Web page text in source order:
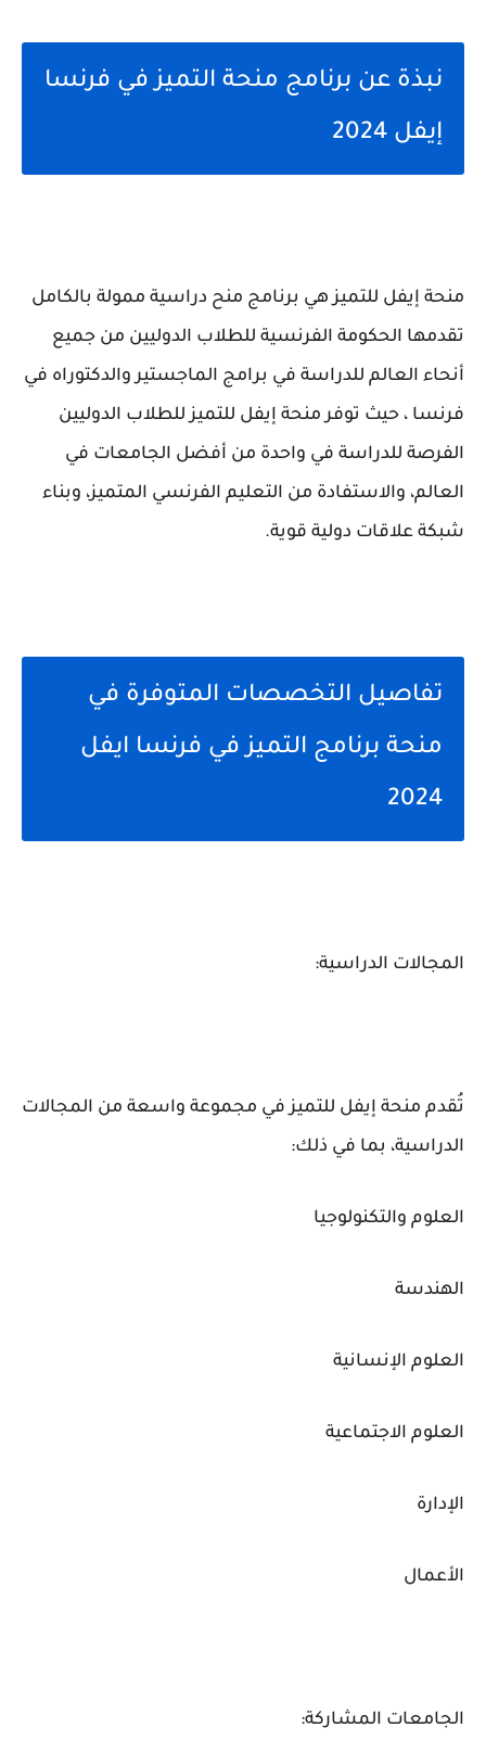
نبذة عن برنامج منحة التميز في فرنسا
إيفل 2024
منحة إيفل للتميز هي برنامج منح دراسية ممولة بالكامل
تقدمها الحكومة الفرنسية للطلاب الدوليين من جميع
أنحاء العالم للدراسة في برامج الماجستير والدكتوراه في
فرنسا ، حيث توفر منحة إيفل للتميز للطلاب الدوليين
الفرصة للدراسة في واحدة من أفضل الجامعات في
العالم، والاستفادة من التعليم الفرنسي المتميز، وبناء
شبكة علاقات دولية قوية.
تفاصيل التخصصات المتوفرة في
منحة برنامج التميز في فرنسا ايفل
2024
المجالات الدراسية:
تُقدم منحة إيفل للتميز في مجموعة واسعة من المجالات
الدراسية، بما في ذلك:
العلوم والتكنولوجيا
الهندسة
العلوم الإنسانية
العلوم الاجتماعية
الإدارة
الأعمال
الجامعات المشاركة: